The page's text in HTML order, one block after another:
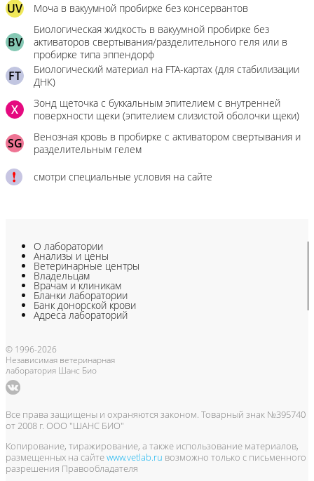
UV Моча в вакуумной пробирке без консервантов
BV
Биологическая жидкость в вакуумной пробирке без
активаторов свертывания/разделительного геля или в
пробирке типа эппендорф
FT
Биологический материал на FTA-картах (для стабилизации
ДНК)
X
Зонд щеточка с буккальным эпителием с внутренней
поверхности щеки (эпителием слизистой оболочки щеки)
SG
Венозная кровь в пробирке с активатором свертывания и
разделительным гелем
смотри специальные условия на сайте
О лаборатории
Анализы и цены
Ветеринарные центры
Владельцам
Врачам и клиникам
Бланки лаборатории
Банк донорской крови
Адреса лабораторий
© 1996-2026
Независимая ветеринарная
лаборатория Шанс Био
Все права защищены и охраняются законом. Товарный знак №395740
от 2008 г. ООО "ШАНС БИО"
Копирование, тиражирование, а также использование материалов,
размещенных на сайтеwww.vetlab.ru возможно только с письменного
разрешения Правообладателя